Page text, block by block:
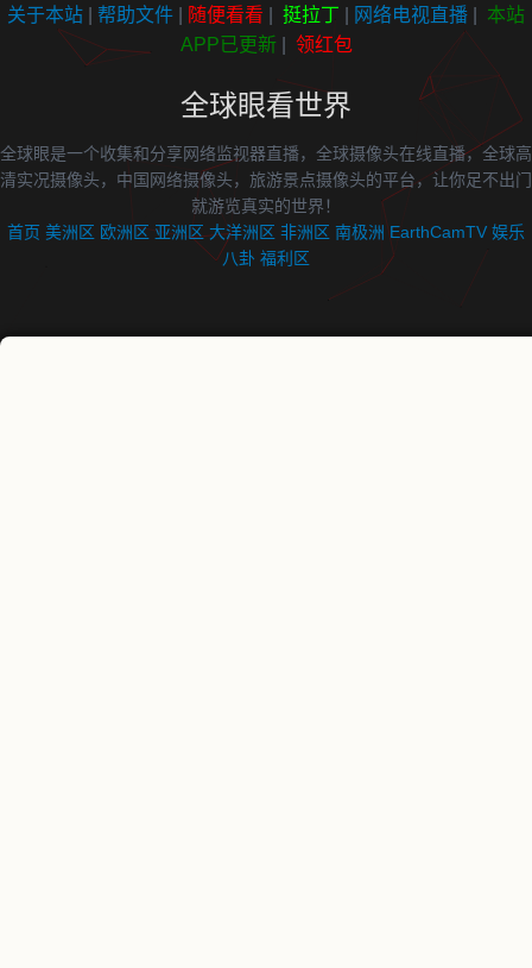
关于本站 帮助文件 随便看看 挺拉丁 网络电视直播
本站
APP已更新| 领红包
全球眼看世界
全球眼是一个收集和分享网络监视器直播，全球摄像头在线直播，全球高
清实况摄像头，中国网络摄像头，旅游景点摄像头的平台，让你足不出门
就游览真实的世界！
首页 美洲区 欧洲区 亚洲区 大洋洲区 非洲区 南极洲 EarthCamTV 娱乐
八卦 福利区